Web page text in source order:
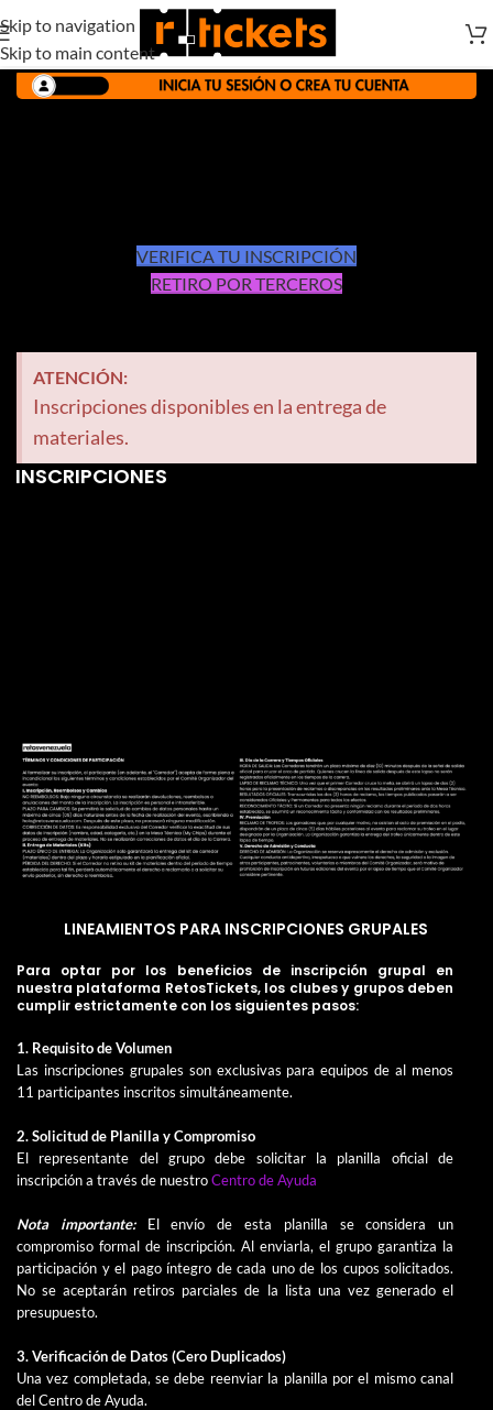
Skip to navigation
Skip to main content
VERIFICA TU INSCRIPCIÓN
RETIRO POR TERCEROS
ATENCIÓN:
Inscripciones disponibles en la entrega de
materiales.
INSCRIPCIONES
LINEAMIENTOS PARA INSCRIPCIONES GRUPALES
Para optar por los beneficios de inscripción grupal en
nuestra plataforma RetosTickets, los clubes y grupos deben
cumplir estrictamente con los siguientes pasos:
1. Requisito de Volumen
Las inscripciones grupales son exclusivas para equipos de al menos
11 participantes inscritos simultáneamente.
2. Solicitud de Planilla y Compromiso
El representante del grupo debe solicitar la planilla oficial de
inscripción a través de nuestroCentro de Ayuda
Nota importante:El envío de esta planilla se considera un
compromiso formal de inscripción. Al enviarla, el grupo garantiza la
participación y el pago íntegro de cada uno de los cupos solicitados.
No se aceptarán retiros parciales de la lista una vez generado el
presupuesto.
3. Verificación de Datos (Cero Duplicados)
Una vez completada, se debe reenviar la planilla por el mismo canal
del Centro de Ayuda.